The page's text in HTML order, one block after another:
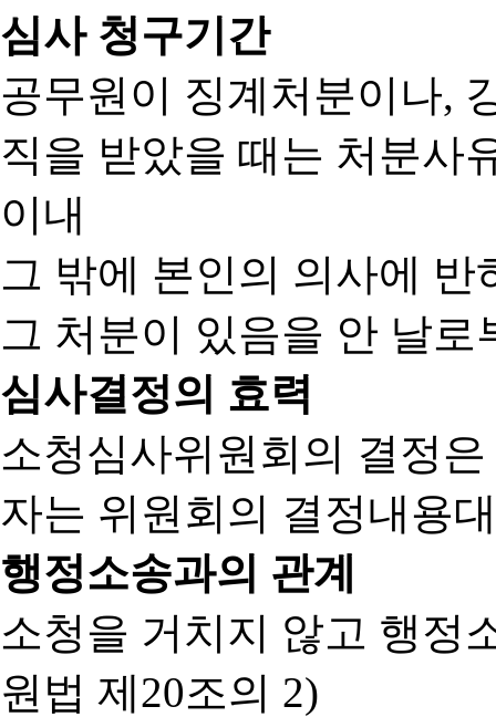
심사 청구기간
공무원이 징계처분이나,
직을 받았을 때는 처분사
이내
그 밖에 본인의 의사에
그 처분이 있음을 안 날로
심사결정의 효력
소청심사위원회의 결정
자는 위원회의 결정내용
행정소송과의 관계
소청을 거치지 않고 행정
원법 제20조의 2)